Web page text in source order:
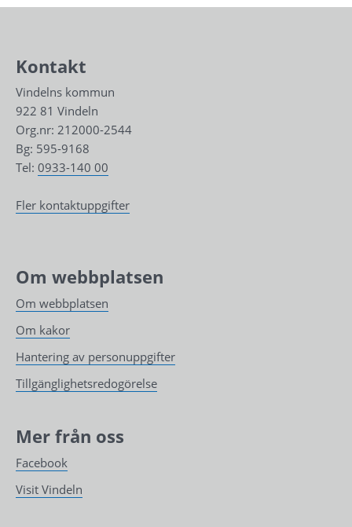
Kontakt
Vindelns kommun
922 81 Vindeln
Org.nr: 212000-2544
Bg: 595-9168
Tel: 0933-140 00
Fler kontaktuppgifter
Om webbplatsen
Om webbplatsen
Om kakor
Hantering av personuppgifter
Tillgänglighetsredogörelse
Mer från oss
Facebook
Visit Vindeln